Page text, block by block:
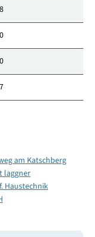
am Katschberg
laggner
Haustechnik